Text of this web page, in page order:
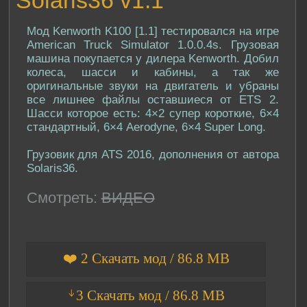
Мод Kenworth K100 [1.1] тестировался на игре
American Truck Simulator 1.0.0.4s. Грузовая
машина покупается у дилера Kenworth. Добил
колеса, шасси и кабины, а так же
оригинальные звуки на двигатель и убраны
все лишнее файлы оставшиеся от ETS 2.
Шасси которое есть: 4×2 супер короткие, 6×4
стандартный, 6×4 Aerodyne, 6×4 Super Long.
Грузовик для ATS 2016, дополнения от автора
Solaris36.
Смотреть: ВИДЕО
❤️ 2 Скачать мод / 86.8 MB
ᛎ3 Скачать мод / 86.8 MB